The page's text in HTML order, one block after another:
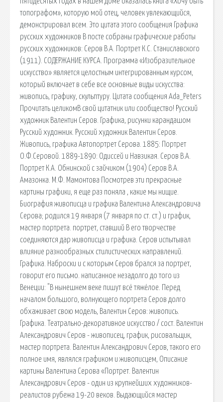
топографом», которую мой отец, человек увлекающийся,
демонстрировал всем. Это цитата этого сообщения Графика
русских художников В посте собраны графические работы
русских художников: Серов В.А. Портрет К.С. Станиславского
(1911). СОДЕРЖАНИЕ КУРСА. Программа «Изобразительное
искусство» является целостным интегрированным курсом,
который включает в себе все основные виды искусства:
живопись, графику, скульптуру. Цитата сообщения Ada_Peters
Прочитать целикомВ свой цитатник или сообщество! Русский
художник Валентин Серов. Графика, рисунки карандашом
Русский художник. Русский художник Валентин Серов.
Живопись, графика Автопортрет Серова. 1885: Портрет
О.Ф.Серовой. 1889-1890: Одиссей и Навзикая. Серов В.А.
Портрет К.А. Обнинской с зайчиком (1904) Серов В.А.
Амазонка. М.Ф. Мамонтова Посмотрев эти прекрасные
картины графики, я еще раз поняла , какие мы нищие.
Биография живописца и графика Валентина Александровича
Серова; родился 19 января (7 января по ст. ст.) и график,
мастер портрета. портрет, ставший В его творчестве
соединяются дар живописца и графика. Серов испытывал
влияние разнообразных стилистических направлений.
Графика. Наброски и с которым Серов брался за портрет,
говорит его письмо. написанное незадолго до того из
Венеции: "В нынешнем веке пишут всё тяжёлое. Перед
началом большого, волнующего портрета Серов долго
обхаживает свою модель, Валентин Серов: живопись.
Графика. Театрально-декоративное искусство / сост. Валентин
Александрович Серов - живописец, график, рисовальщик,
мастер портрета. Валентин Александрович Серов, такого его
полное имя, являлся графиком и живописцем, Описание
картины Валентина Серова «Портрет. Валентин
Александрович Серов - один из крупнейших художников-
реалистов рубежа 19-20 веков. Выдающийся мастер